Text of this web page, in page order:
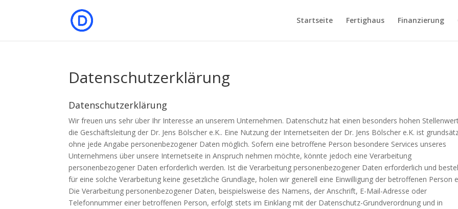
Startseite Fertighaus Finanzierung
Datenschutzerklärung
Datenschutzerklärung
Wir freuen uns sehr über Ihr Interesse an unserem Unternehmen. Datenschutz hat einen besonders hohen
die Geschäftsleitung der Dr. Jens Bölscher e.K.. Eine Nutzung der Internetseiten der Dr. Jens Bölscher e.K. ist
ohne jede Angabe personenbezogener Daten möglich. Sofern eine betroffene Person besondere Services unseres
Unternehmens über unsere Internetseite in Anspruch nehmen möchte, könnte jedoch eine Verarbeitung
personenbezogener Daten erforderlich werden. Ist die Verarbeitung personenbezogener Daten erforderlich und
für eine solche Verarbeitung keine gesetzliche Grundlage, holen wir generell eine Einwilligung der betroffenen Person
Die Verarbeitung personenbezogener Daten, beispielsweise des Namens, der Anschrift, E-Mail-Adresse oder
Telefonnummer einer betroffenen Person, erfolgt stets im Einklang mit der Datenschutz-Grundverordnung und in